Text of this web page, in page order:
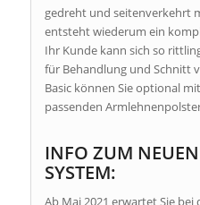
gedreht und seitenverkehrt
entsteht wiederum ein
Ihr Kunde kann sich so
für Behandlung und Schnitt
Basic können Sie optional
passenden
INFO ZUM
SYSTEM:
Ab Mai 2021 erwartet Sie bei